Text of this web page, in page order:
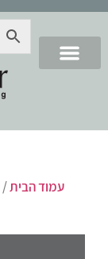
עמוד הבית/